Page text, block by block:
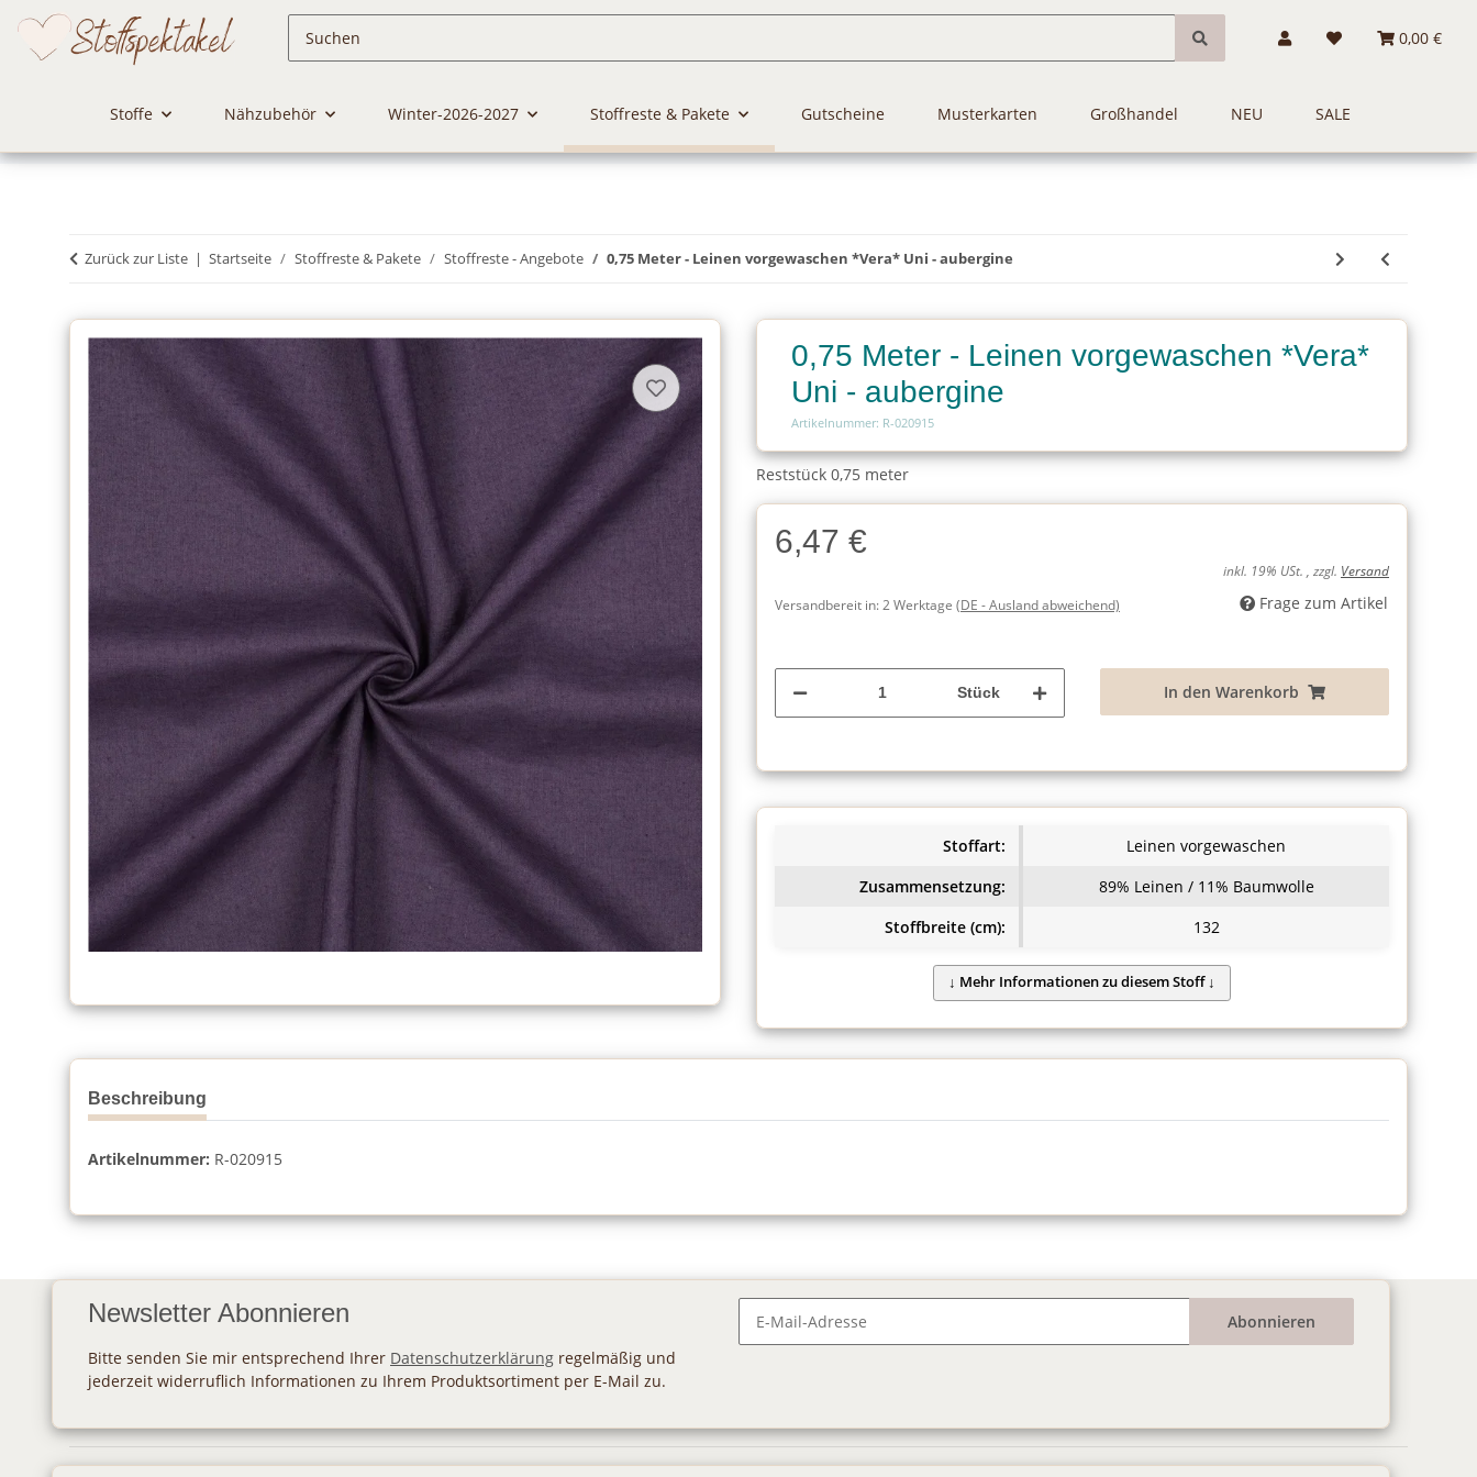
0,00 €
Stoffe Nähzubehör Winter-2026-2027 Stoffreste & Pakete Gutscheine Musterkarten Großhandel NEU SALE
Zurück zur Liste Startseite Stoffreste & Pakete Stoffreste - Angebote 0,75 Meter - Leinen vorgewaschen *Vera* Uni - aubergine
0,75 Meter - Leinen vorgewaschen *Vera*
Uni - aubergine
Artikelnummer: R-020915
Reststück 0,75 meter
6,47 €
inkl. 19% USt. , zzgl. Versand
Versandbereit in:2 Werktage (DE - Ausland abweichend) Frage zum Artikel
Stück In den Warenkorb
Stoffart:
Leinen vorgewaschen
Zusammensetzung:
89% Leinen / 11% Baumwolle
Stoffbreite (cm):
132
Beschreibung
Artikelnummer: R-020915
Newsletter Abonnieren
Bitte senden Sie mir entsprechend Ihrer Datenschutzerklärung regelmäßig und
jederzeit widerruflich Informationen zu Ihrem Produktsortiment per E-Mail zu.
Abonnieren